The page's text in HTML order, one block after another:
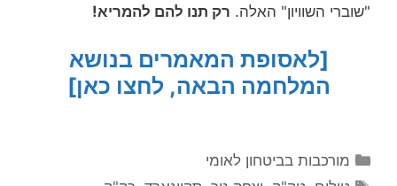
"שוברי השוויון" האלה. רק תנו להם להמריא!
[לאסופת המאמרים בנושא
המלחמה הבאה, לחצו כאן]
קטגוריות
מורכבות בביטחון לאומי